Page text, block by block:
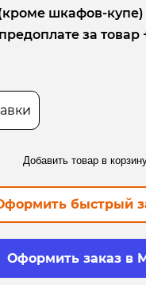
шкафов-
за товар
Добавить товар в
быстрый
Оформить заказ в